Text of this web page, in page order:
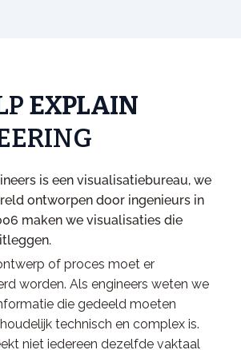
EXPLAIN
is een visualisatiebureau, we
ontworpen door ingenieurs in
maken we visualisaties die
of proces moet er
worden. Als engineers weten we
die gedeeld moeten
technisch en complex is.
niet iedereen dezelfde vaktaal